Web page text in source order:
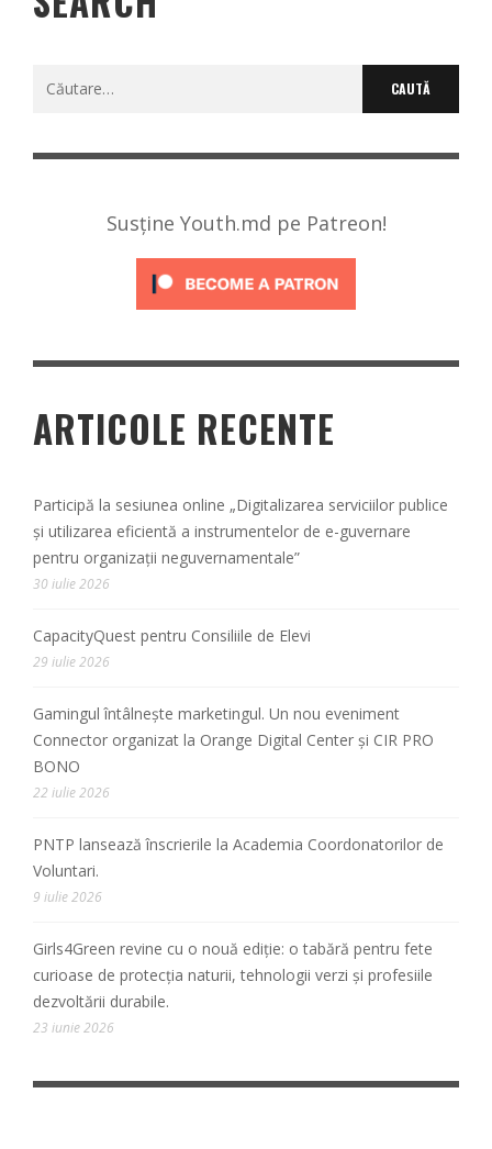
Susține Youth.md pe Patreon!
ARTICOLE RECENTE
Participă la sesiunea online „Digitalizarea serviciilor publice
și utilizarea eficientă a instrumentelor de e-guvernare
pentru organizații neguvernamentale”
30 iulie 2026
CapacityQuest pentru Consiliile de Elevi
29 iulie 2026
Gamingul întâlnește marketingul. Un nou eveniment
Connector organizat la Orange Digital Center și CIR PRO
BONO
22 iulie 2026
PNTP lansează înscrierile la Academia Coordonatorilor de
Voluntari.
9 iulie 2026
Girls4Green revine cu o nouă ediție: o tabără pentru fete
curioase de protecția naturii, tehnologii verzi și profesiile
dezvoltării durabile.
23 iunie 2026